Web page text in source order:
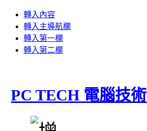
轉入內容
轉入主導航欄
轉入第一欄
轉入第二欄
PC TECH 電腦技術